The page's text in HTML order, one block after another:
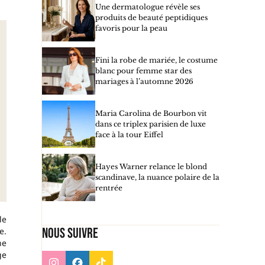
Une dermatologue révèle ses
produits de beauté peptidiques
favoris pour la peau
Fini la robe de mariée, le costume
blanc pour femme star des
mariages à l’automne 2026
Maria Carolina de Bourbon vit
dans ce triplex parisien de luxe
face à la tour Eiffel
Hayes Warner relance le blond
scandinave, la nuance polaire de la
rentrée
Nous suivre